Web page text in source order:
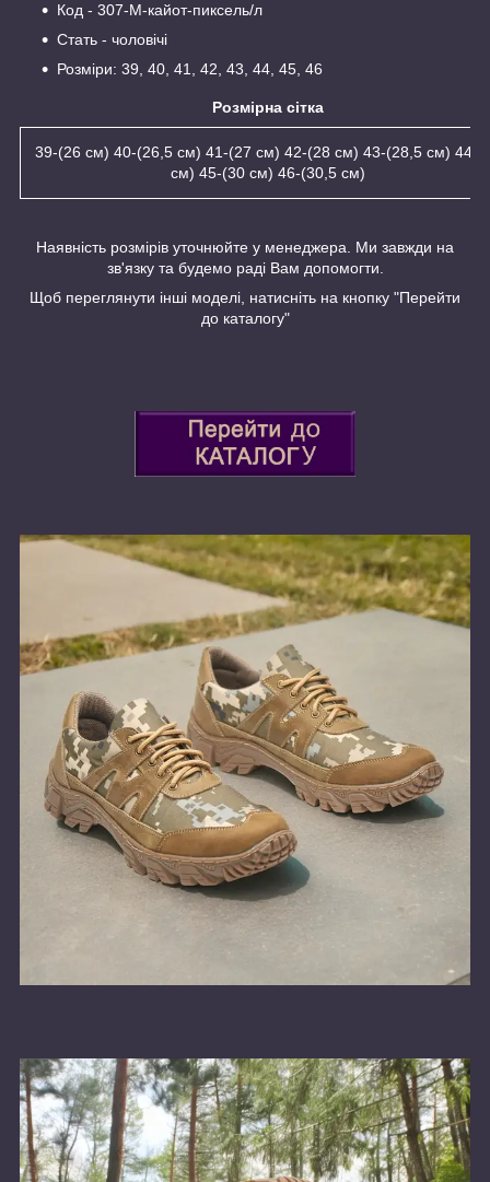
Код - 307-М-кайот-пиксель/л
Стать - чоловічі
Розміри: 39, 40, 41, 42, 43, 44, 45, 46
Розмірна сітка
39-(26 см) 40-(26,5 см) 41-(27 см) 42-(28 см) 43-(28,5 см) 44-
см) 45-(30 см) 46-(30,5 см)
Наявність розмірів уточнюйте у менеджера. Ми завжди на
зв'язку та будемо раді Вам допомогти.
Щоб переглянути інші моделі, натисніть на кнопку "Перейти
до каталогу"